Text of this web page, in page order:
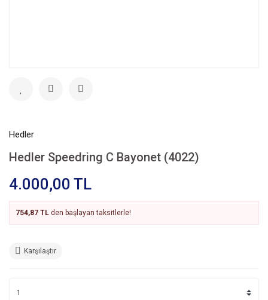
Hedler
Hedler Speedring C Bayonet (4022)
4.000,00 TL
754,87 TL den başlayan taksitlerle!
Karşılaştır